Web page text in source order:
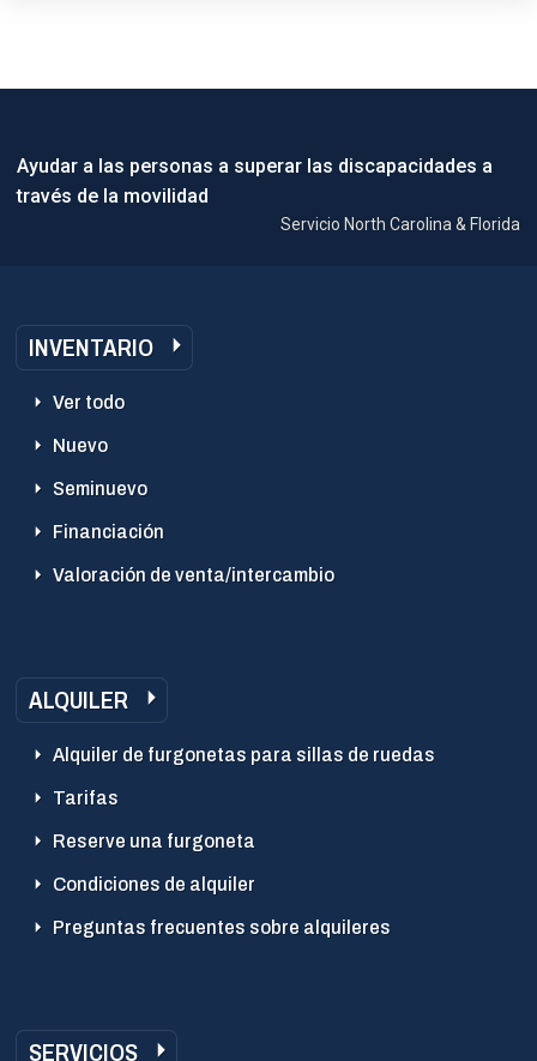
Ayudar a las personas a superar las discapacidades a
través de la movilidad
Servicio North Carolina & Florida
INVENTARIO
Ver todo
Nuevo
Seminuevo
Financiación
Valoración de venta/intercambio
ALQUILER
Alquiler de furgonetas para sillas de ruedas
Tarifas
Reserve una furgoneta
Condiciones de alquiler
Preguntas frecuentes sobre alquileres
SERVICIOS